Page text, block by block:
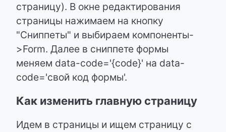
страницу). В окне редактирования
страницы нажимаем на кнопку
"Сниппеты" и выбираем компоненты-
>Form. Далее в сниппете формы
меняем data-code='{code}' на data-
code='свой код формы'.
Как изменить главную страницу
Идем в страницы и ищем страницу с